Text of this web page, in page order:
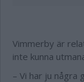
Vimmerby är
inte kunna
– Vi har ju några